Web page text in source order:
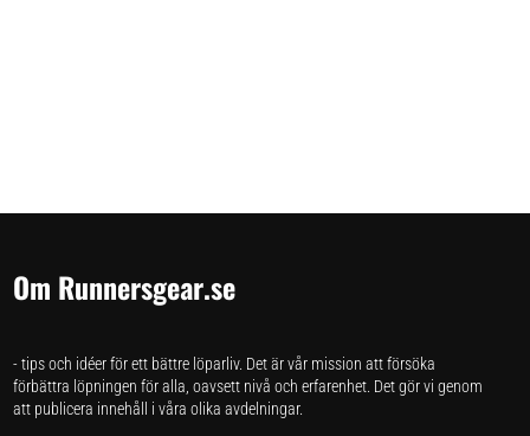
Om Runnersgear.se
- tips och idéer för ett bättre löparliv. Det är vår mission att försöka
förbättra löpningen för alla, oavsett nivå och erfarenhet. Det gör vi genom
att publicera innehåll i våra olika avdelningar.